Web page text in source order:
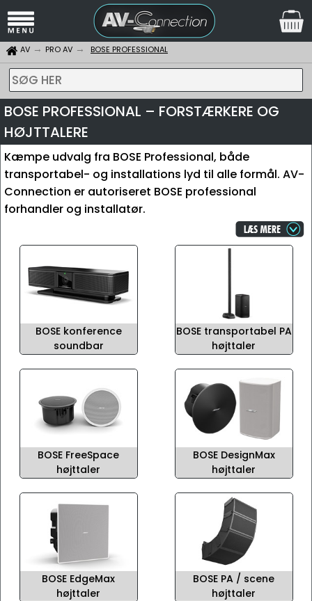
AV PRO AV BOSE PROFESSIONAL
SØG HER
BOSE PROFESSIONAL – FORSTÆRKERE OG
HØJTTALERE
Kæmpe udvalg fra BOSE Professional, både
transportabel- og installations lyd til alle formål. AV-
Connection er autoriseret BOSE professional
forhandler og installatør.
BOSE konference
soundbar
BOSE transportabel PA
højttaler
BOSE FreeSpace
højttaler
BOSE DesignMax
højttaler
BOSE EdgeMax
højttaler
BOSE PA / scene
højttaler